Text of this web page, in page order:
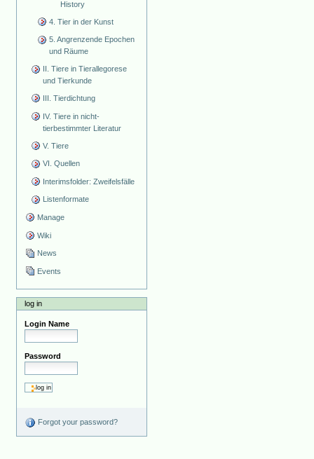
History
4. Tier in der Kunst
5. Angrenzende Epochen
und Räume
II. Tiere in Tierallegorese
und Tierkunde
III. Tierdichtung
IV. Tiere in nicht-
tierbestimmter Literatur
V. Tiere
VI. Quellen
Interimsfolder: Zweifelsfälle
Listenformate
Manage
Wiki
News
Events
log in
Login Name
Password
Forgot your password?